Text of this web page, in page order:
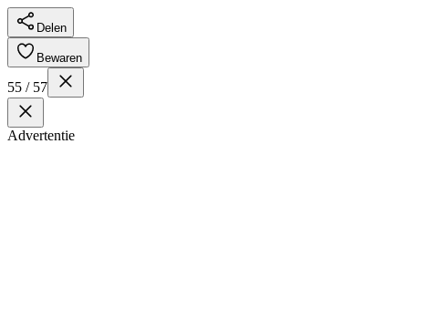
Delen
Bewaren
55 / 57
Advertentie